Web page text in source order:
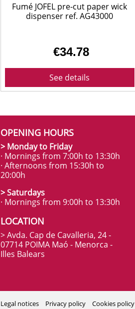
Fumé JOFEL pre-cut paper wick
dispenser ref. AG43000
€34.78
See details
OPENING HOURS
> Monday to Friday
· Mornings from 7:00h to 13:30h
· Afternoons from 15:30h to
20:00h
> Saturdays
· Mornings from 9:00h to 13:30h
LOCATION
> Avda. Cap de Cavalleria, 24 -
07714 POIMA Maó - Menorca -
Illes Balears
Legal notices Privacy policy Cookies policy